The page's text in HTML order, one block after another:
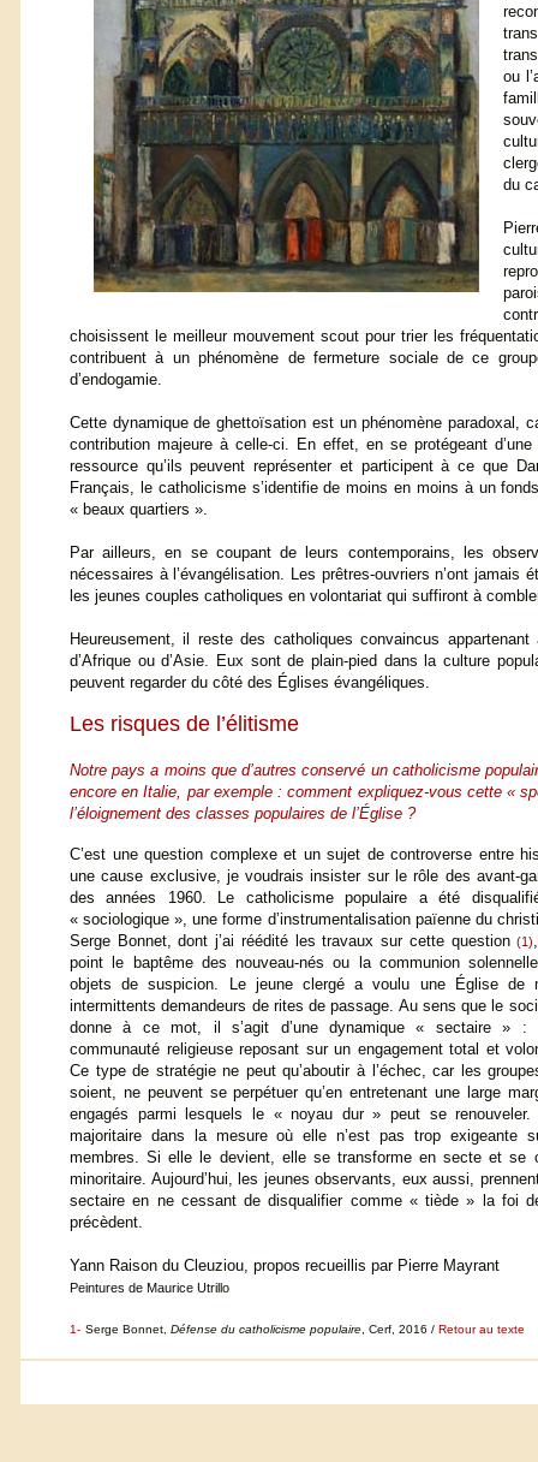
ou
du
choisissent le meilleur mouvement scout pour trier les
contribuent à un phénomène de fermeture sociale de ce
d’endogamie.
Cette dynamique de ghettoïsation est un phénomène
contribution majeure à celle-ci. En effet, en se protégeant
ressource qu’ils peuvent représenter et participent à ce que
Français, le catholicisme s’identifie de moins en moins à un
« beaux quartiers ».
Par ailleurs, en se coupant de leurs contemporains, les
nécessaires à l’évangélisation. Les prêtres-ouvriers n’ont
les jeunes couples catholiques en volontariat qui suffiront à
Heureusement, il reste des catholiques convaincus
d’Afrique ou d’Asie. Eux sont de plain-pied dans la culture
peuvent regarder du côté des Églises évangéliques.
Les risques de l’élitisme
Notre pays a moins que d’autres conservé un catholicisme
encore en Italie, par exemple : comment expliquez-vous cette «
l’éloignement des classes populaires de l’Église ?
C’est une question complexe et un sujet de controverse entre
une cause exclusive, je voudrais insister sur le rôle des avant-
des années 1960. Le catholicisme populaire a été
« sociologique », une forme d’instrumentalisation païenne du
Serge Bonnet, dont j’ai réédité les travaux sur cette question(1)
point le baptême des nouveau-nés ou la communion
objets de suspicion. Le jeune clergé a voulu une Église de
intermittents demandeurs de rites de passage. Au sens que le
donne à ce mot, il s’agit d’une dynamique « sectaire » :
communauté religieuse reposant sur un engagement total et
Ce type de stratégie ne peut qu’aboutir à l’échec, car les
soient, ne peuvent se perpétuer qu’en entretenant une large
engagés parmi lesquels le « noyau dur » peut se
majoritaire dans la mesure où elle n’est pas trop exigeante
membres. Si elle le devient, elle se transforme en secte et se
minoritaire. Aujourd’hui, les jeunes observants, eux aussi,
sectaire en ne cessant de disqualifier comme « tiède » la foi
précèdent.
Yann Raison du Cleuziou, propos recueillis par Pierre Mayrant
Peintures de Maurice Utrillo
1- Serge Bonnet, Défense du catholicisme populaire , Cerf, 2016 / Retour au texte